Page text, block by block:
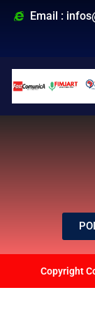
Email :
Copyright